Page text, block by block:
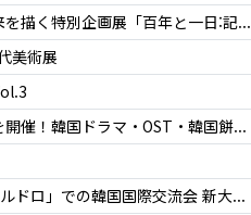
描く特別企画展「百年と一日:記...
美術展
催！韓国ドラマ・OST・韓国餅...
ドロ」での韓国国際交流会 新大...